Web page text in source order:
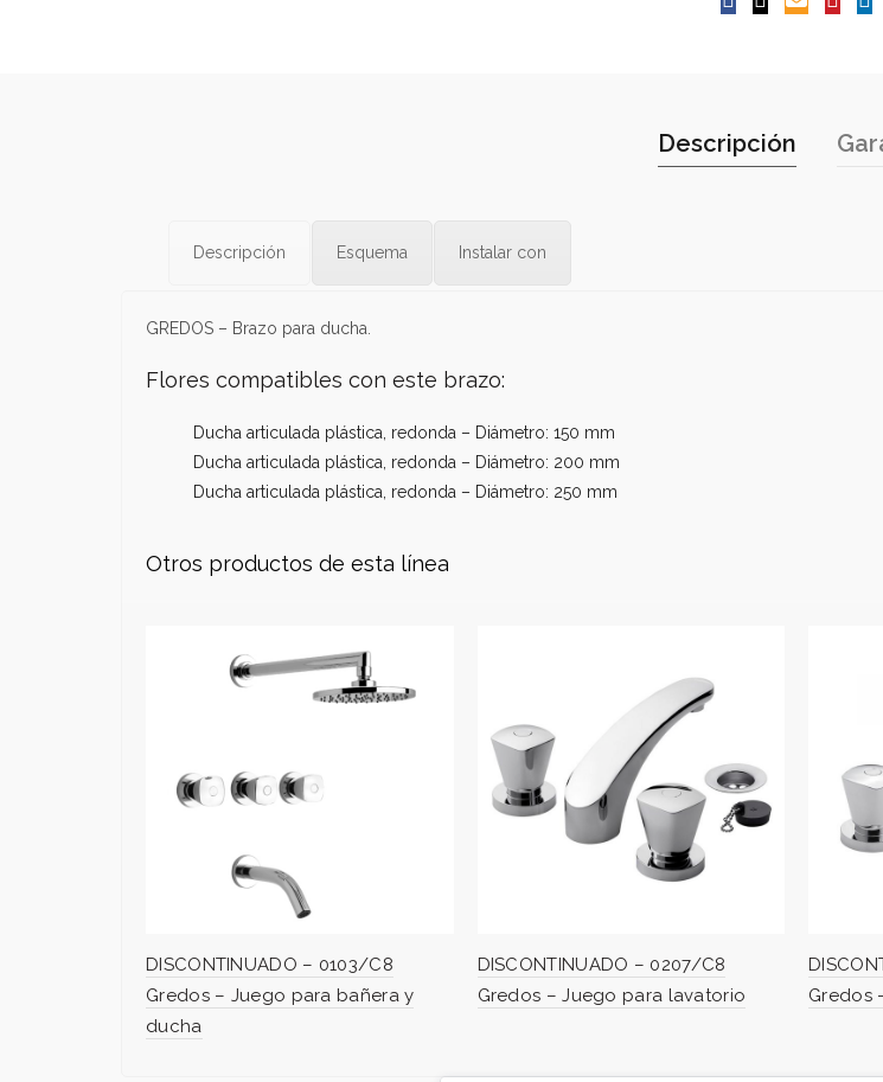
Descripción
Descripción Esquema Instalar con
GREDOS – Brazo para ducha.
Flores compatibles con este brazo:
Ducha articulada plástica, redonda – Diámetro: 150 mm
Ducha articulada plástica, redonda – Diámetro: 200 mm
Ducha articulada plástica, redonda – Diámetro: 250 mm
Otros productos de esta línea
DISCONTINUADO – 0103/C8
Gredos – Juego para bañera y
ducha
DISCONTINUADO – 0207/C8
Gredos – Juego para lavatorio
Gredos